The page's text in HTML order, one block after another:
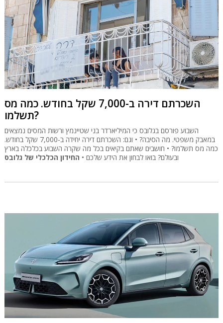
השכרתם דירה ב-7,000 שקל בחודש. כמה מס
תשלמו?
השבוע פורסם בגלובס כי המיליארדר בני שטיינמץ ורשות המסים נמצאים
במאבק משפטי. מה הסיבה? • וגם: השכרתם דירה יחידה ב-7,000 שקל בחודש.
כמה מס תשלמו? • חושבים שאתם בקיאים בכל מה שקרה השבוע בכלכלה בארץ
ובעולם? בואו לבחון את הידע שלכם • החידון הכלכלי של גלובס